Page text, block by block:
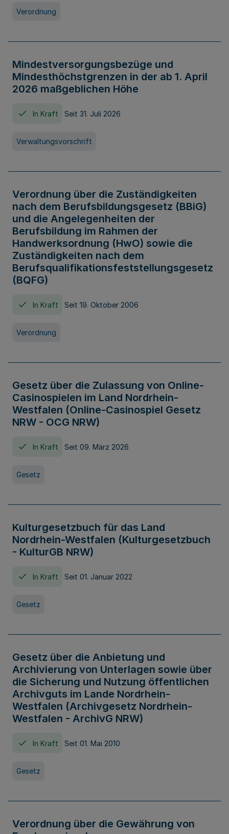
Verordnung
Mindestversorgungsbezüge und
Mindesthöchstgrenzen in der ab 1. April
2026 maßgeblichen Höhe
In Kraft Seit 31. Juli 2026
Verwaltungsvorschrift
Verordnung über die Zuständigkeiten
nach dem Berufsbildungsgesetz (BBiG)
und die Angelegenheiten der
Berufsbildung im Rahmen der
Handwerksordnung (HwO) sowie die
Zuständigkeiten nach dem
Berufsqualifikationsfeststellungsgesetz
(BQFG)
In Kraft Seit 19. Oktober 2006
Verordnung
Gesetz über die Zulassung von Online-
Casinospielen im Land Nordrhein-
Westfalen (Online-Casinospiel Gesetz
NRW - OCG NRW)
In Kraft Seit 09. März 2026
Gesetz
Kulturgesetzbuch für das Land
Nordrhein-Westfalen (Kulturgesetzbuch
- KulturGB NRW)
In Kraft Seit 01. Januar 2022
Gesetz
Gesetz über die Anbietung und
Archivierung von Unterlagen sowie über
die Sicherung und Nutzung öffentlichen
Archivguts im Lande Nordrhein-
Westfalen (Archivgesetz Nordrhein-
Westfalen - ArchivG NRW)
In Kraft Seit 01. Mai 2010
Gesetz
Verordnung über die Gewährung von